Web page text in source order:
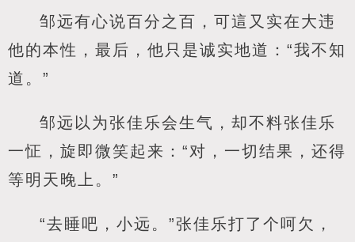
邹远有心说百分之百，可這又实在大违
他的本性，最后，他只是诚实地道：“我不知
道。”
邹远以为张佳乐会生气，却不料张佳乐
一怔，旋即微笑起来：“对，一切结果，还得
等明天晚上。”
“去睡吧，小远。”张佳乐打了个呵欠，